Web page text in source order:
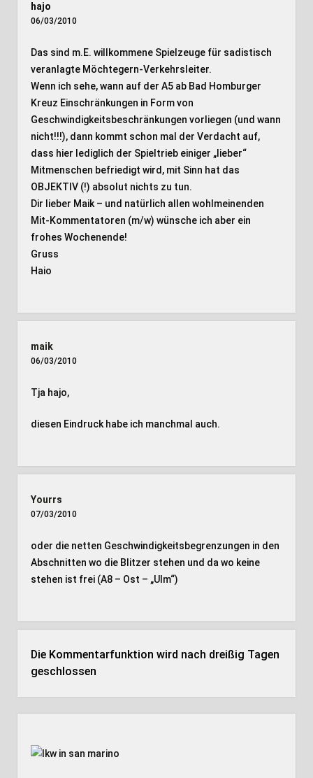
hajo
06/03/2010
Das sind m.E. willkommene Spielzeuge für sadistisch
veranlagte Möchtegern-Verkehrsleiter.
Wenn ich sehe, wann auf der A5 ab Bad Homburger
Kreuz Einschränkungen in Form von
Geschwindigkeitsbeschränkungen vorliegen (und wann
nicht!!!), dann kommt schon mal der Verdacht auf,
dass hier lediglich der Spieltrieb einiger „lieber“
Mitmenschen befriedigt wird, mit Sinn hat das
OBJEKTIV (!) absolut nichts zu tun.
Dir lieber Maik – und natürlich allen wohlmeinenden
Mit-Kommentatoren (m/w) wünsche ich aber ein
frohes Wochenende!
Gruss
Haio
maik
06/03/2010
Tja hajo,
diesen Eindruck habe ich manchmal auch.
Yourrs
07/03/2010
oder die netten Geschwindigkeitsbegrenzungen in den
Abschnitten wo die Blitzer stehen und da wo keine
stehen ist frei (A8 – Ost – „Ulm“)
Die Kommentarfunktion wird nach dreißig Tagen
geschlossen